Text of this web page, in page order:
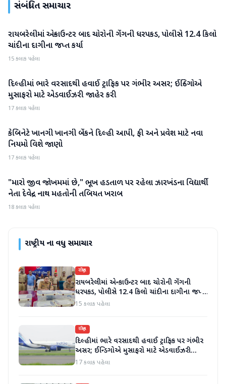
સંબંધિત સમાચાર
રાષ્ટ્રીય
રાયબરેલીમાં એન્કાઉન્ટર બાદ ચોરોની ગેંગની ધરપકડ, પોલીસે 12.4 કિલો
ચાંદીના દાગીના જપ્ત કર્યા
15 કલાક પહેલા
રાષ્ટ્રીય
દિલ્હીમાં ભારે વરસાદથી હવાઈ ટ્રાફિક પર ગંભીર અસર; ઈન્ડિગોએ
મુસાફરો માટે એડવાઈઝરી જાહેર કરી
17 કલાક પહેલા
રાષ્ટ્રીય
કેબિનેટે ખાનગી ખાનગી બેંકને દિલ્હી આપી, ફી અને પ્રવેશ માટે નવા
નિયમો વિશે જાણો
17 કલાક પહેલા
રાષ્ટ્રીય
"મારો જીવ જોખમમાં છે," ભૂખ હડતાળ પર રહેલા ઝારખંડના વિદ્યાર્થી
નેતા દેવેન્દ્ર નાથ મહતોની તબિયત ખરાબ
18 કલાક પહેલા
રાષ્ટ્રીયના વધુ સમાચાર
રાષ્ટ્રીય
રાયબરેલીમાં એન્કાઉન્ટર બાદ ચોરોની ગેંગની
ધરપકડ, પોલીસે 12.4 કિલો ચાંદીના દાગીના જપ્ત
કર્યા
15 કલાક પહેલા
રાષ્ટ્રીય
દિલ્હીમાં ભારે વરસાદથી હવાઈ ટ્રાફિક પર ગંભીર
અસર; ઈન્ડિગોએ મુસાફરો માટે એડવાઈઝરી
જાહેર કરી
17 કલાક પહેલા